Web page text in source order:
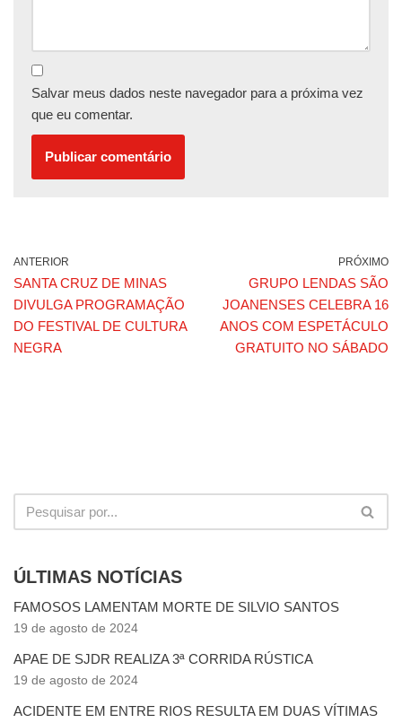
Salvar meus dados neste navegador para a próxima vez
que eu comentar.
ANTERIOR
SANTA CRUZ DE MINAS
DIVULGA PROGRAMAÇÃO
DO FESTIVAL DE CULTURA
NEGRA
PRÓXIMO
GRUPO LENDAS SÃO
JOANENSES CELEBRA 16
ANOS COM ESPETÁCULO
GRATUITO NO SÁBADO
ÚLTIMAS NOTÍCIAS
FAMOSOS LAMENTAM MORTE DE SILVIO SANTOS
19 de agosto de 2024
APAE DE SJDR REALIZA 3ª CORRIDA RÚSTICA
19 de agosto de 2024
ACIDENTE EM ENTRE RIOS RESULTA EM DUAS VÍTIMAS